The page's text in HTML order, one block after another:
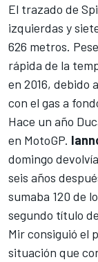
El trazado de
izquierdas y
626 metros.
rápida de la
en 2016, debido
con el gas a
Hace un año
en MotoGP.
domingo
seis años
sumaba 120 de
segundo título
Mir consiguió el
situación que